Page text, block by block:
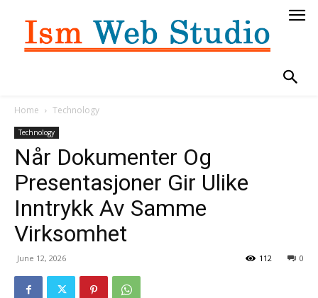
Home Technology
Technology
Når Dokumenter Og
Presentasjoner Gir Ulike
Inntrykk Av Samme
Virksomhet
June 12, 2026 0
112